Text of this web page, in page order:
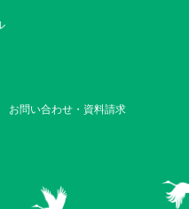
お問い合わせ・資料請求